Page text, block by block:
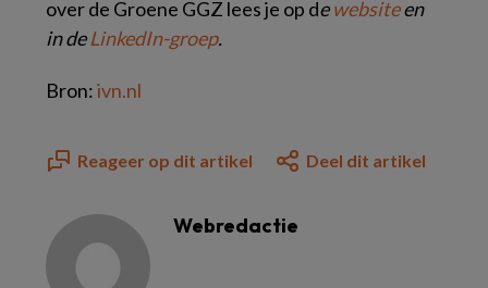
over de Groene GGZ lees je op dewebsiteen
in deLinkedIn-groep.
Bron:ivn.nl
Reageer op dit artikel Deel dit artikel
Webredactie